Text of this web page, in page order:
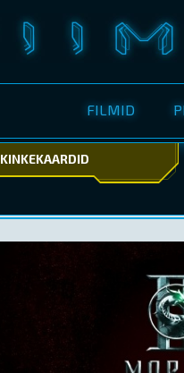
FILMID
KINKEKAARDID